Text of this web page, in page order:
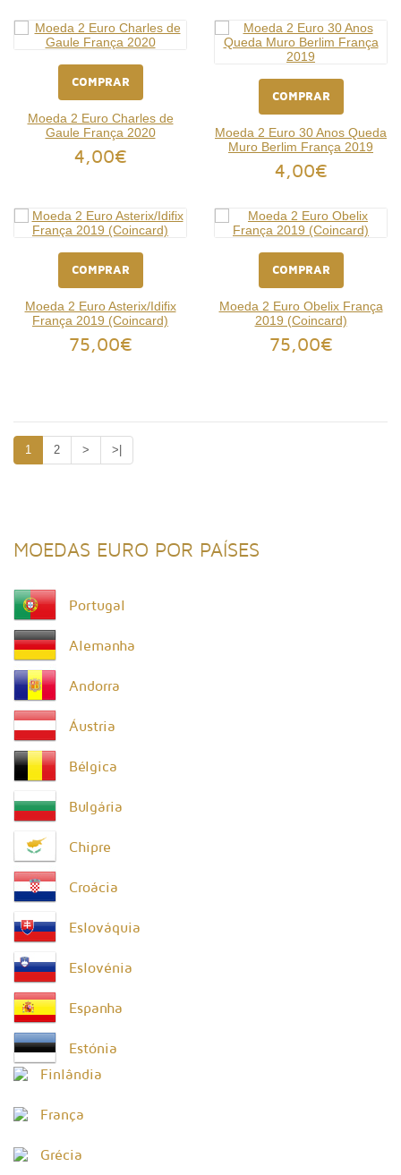
COMPRAR
Moeda 2 Euro Charles de
Gaule França 2020
4,00€
COMPRAR
Moeda 2 Euro 30 Anos Queda
Muro Berlim França 2019
4,00€
COMPRAR
Moeda 2 Euro Asterix/Idifix
França 2019 (Coincard)
75,00€
COMPRAR
Moeda 2 Euro Obelix França
2019 (Coincard)
75,00€
1 2 > >|
MOEDAS EURO POR PAÍSES
Portugal
Alemanha
Andorra
Áustria
Bélgica
Bulgária
Chipre
Croácia
Eslováquia
Eslovénia
Espanha
Estónia
Finlândia
França
Grécia